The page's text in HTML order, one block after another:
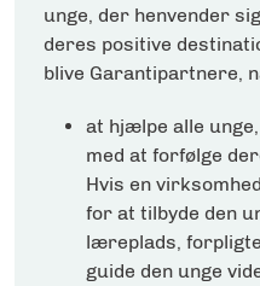
unge, der henvender
deres positive
blive Garantipartnere,
at hjælpe alle
med at forfølge
Hvis en
for at tilbyde den
læreplads,
guide den unge